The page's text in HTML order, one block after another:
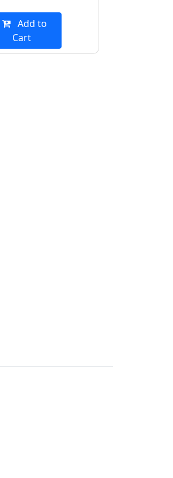
Add to
Cart